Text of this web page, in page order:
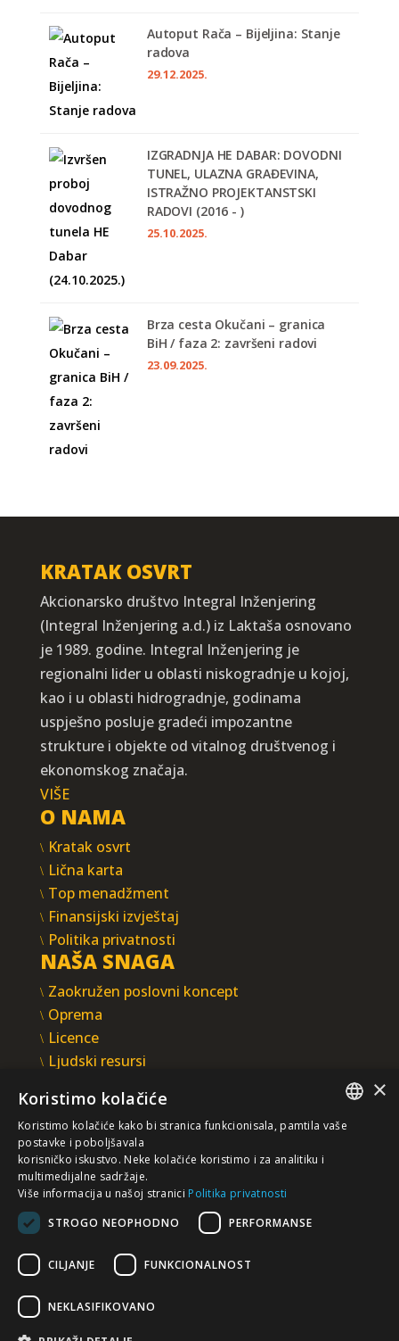
Autoput Rača – Bijeljina: Stanje
radova
29.12.2025.
IZGRADNJA HE DABAR: DOVODNI
TUNEL, ULAZNA GRAĐEVINA,
ISTRAŽNO PROJEKTANSTSKI
RADOVI (2016 - )
25.10.2025.
Brza cesta Okučani – granica
BiH / faza 2: završeni radovi
23.09.2025.
KRATAK OSVRT
Akcionarsko društvo Integral Inženjering
(Integral Inženjering a.d.) iz Laktaša osnovano
je 1989. godine. Integral Inženjering je
regionalni lider u oblasti niskogradnje u kojoj,
kao i u oblasti hidrogradnje, godinama
uspješno posluje gradeći impozantne
strukture i objekte od vitalnog društvenog i
ekonomskog značaja.
VIŠE
O NAMA
Kratak osvrt
Lična karta
Top menadžment
Finansijski izvještaj
Politika privatnosti
NAŠA SNAGA
Zaokružen poslovni koncept
Oprema
Licence
Ljudski resursi
INTEGRAL INŽENJERING A.D.
Omladinska 44, 78250 Laktaši
+387 (0)51 337 401
+387 (0)51 337 491
iicbl@integragrupa.com
www.integral.ba
Sadržaj ovog sajta služi za istovremeno informisanje
potpunost i kvalitetu predočenih informacija.
lično odgovorni za vaše izbore, akcije i rezultate – sada i u
×
Koristimo kolačiće
Koristimo kolačiće kako bi stranica funkcionisala, pamtila vaše
postavke i poboljšavala
korisničko iskustvo. Neke kolačiće koristimo i za analitiku i
multimedijalne sadržaje.
Više informacija u našoj stranici Politika privatnosti
STROGO NEOPHODNO
PERFORMANSE
CILJANJE FUNKCIONALNOST
NEKLASIFIKOVANO